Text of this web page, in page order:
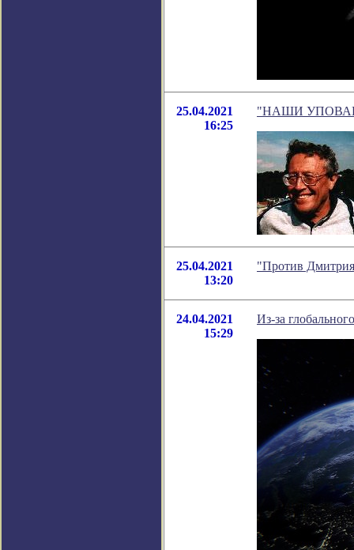
25.04.2021
16:25
"НАШИ
25.04.2021
13:20
"Против
24.04.2021
15:29
Из-за